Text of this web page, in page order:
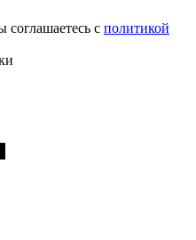
с политикой